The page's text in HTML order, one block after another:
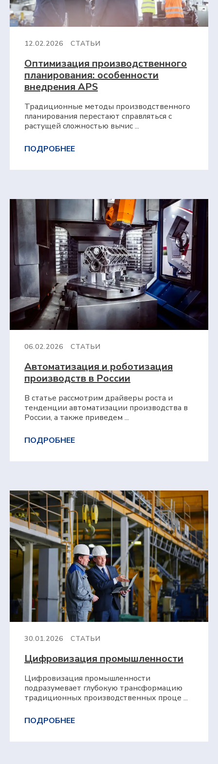
12.02.2026 СТАТЬИ
Оптимизация производственного
планирования: особенности
внедрения APS
Традиционные методы производственного
планирования перестают справляться с
растущей сложностью вычис ...
ПОДРОБНЕЕ
06.02.2026 СТАТЬИ
Автоматизация и роботизация
производств в России
В статье рассмотрим драйверы роста и
тенденции автоматизации производства в
России, а также приведем ...
ПОДРОБНЕЕ
30.01.2026 СТАТЬИ
Цифровизация промышленности
Цифровизация промышленности
подразумевает глубокую трансформацию
традиционных производственных проце ...
ПОДРОБНЕЕ